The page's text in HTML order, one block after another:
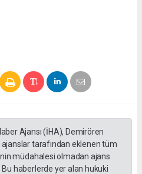
Ajansı (İHA), Demirören
ajanslar tarafından eklenen tüm
müdahalesi olmadan ajans
haberlerde yer alan hukuki